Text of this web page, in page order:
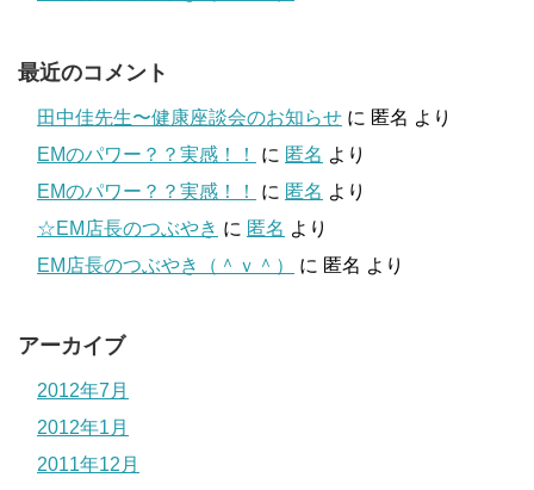
最近のコメント
田中佳先生〜健康座談会のお知らせ に 匿名 より
EMのパワー？？実感！！
に 匿名 より
EMのパワー？？実感！！
に 匿名 より
☆EM店長のつぶやき に 匿名 より
EM店長のつぶやき（＾ｖ＾）
に 匿名 より
アーカイブ
2012年7月
2012年1月
2011年12月